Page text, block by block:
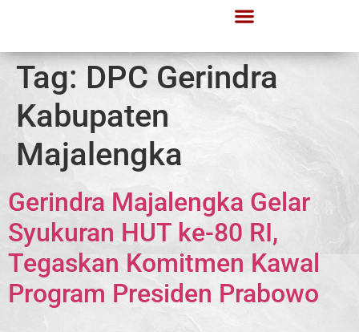
Tag: DPC Gerindra
Kabupaten
Majalengka
Gerindra Majalengka Gelar
Syukuran HUT ke-80 RI,
Tegaskan Komitmen Kawal
Program Presiden Prabowo